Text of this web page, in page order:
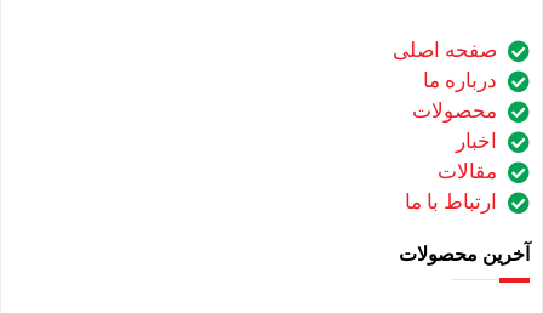
صفحه اصلی
درباره ما
محصولات
اخبار
مقالات
ارتباط با ما
آخرین محصولات